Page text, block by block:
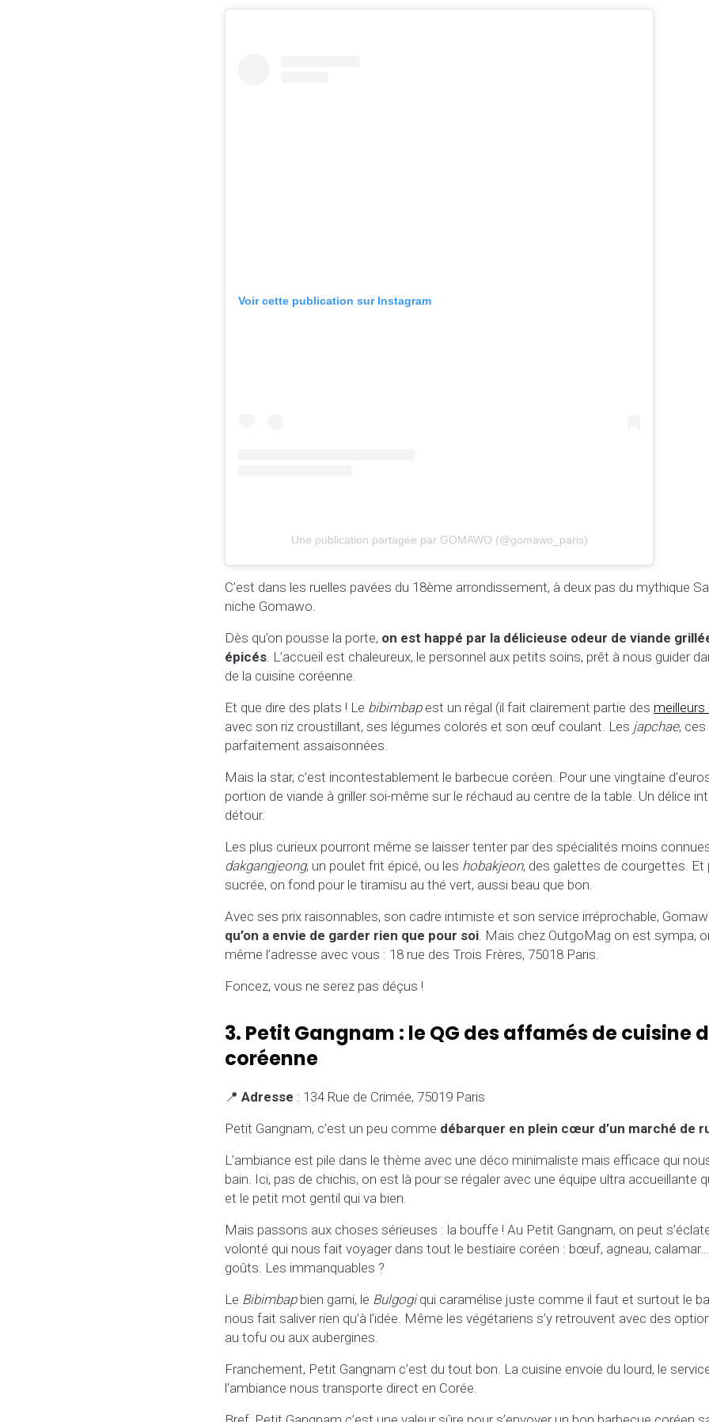
Voir cette publication sur Instagram
Une publication partagée par GOMAWO (@gomawo_paris)
C’est dans les ruelles pavées du 18ème arrondissement, à deux pas du mythique
niche Gomawo.
Dès qu’on pousse la porte, on est happé par la délicieuse odeur de viande
épicés . L’accueil est chaleureux, le personnel aux petits soins, prêt à nous guider
de la cuisine coréenne.
Et que dire des plats ! Le bibimbapest un régal (il fait clairement partie des meilleurs
avec son riz croustillant, ses légumes colorés et son œuf coulant. Les japchae,
parfaitement assaisonnées.
Mais la star, c’est incontestablement le barbecue coréen. Pour une vingtaine
portion de viande à griller soi-même sur le réchaud au centre de la table. Un délice
détour.
Les plus curieux pourront même se laisser tenter par des spécialités moins
dakgangjeong, un poulet frit épicé, ou les hobakjeon, des galettes de courgettes. Et
sucrée, on fond pour le tiramisu au thé vert, aussi beau que bon.
Avec ses prix raisonnables, son cadre intimiste et son service irréprochable,
qu’on a envie de garder rien que pour soi . Mais chez OutgoMag on est sympa,
même l’adresse avec vous : 18 rue des Trois Frères, 75018 Paris.
Foncez, vous ne serez pas déçus !
3. Petit Gangnam : le QG des affamés de cuisine
coréenne
📍 Adresse : 134 Rue de Crimée, 75019 Paris
Petit Gangnam, c’est un peu comme débarquer en plein cœur d’un marché de
L’ambiance est pile dans le thème avec une déco minimaliste mais efficace qui
bain. Ici, pas de chichis, on est là pour se régaler avec une équipe ultra accueillante
et le petit mot gentil qui va bien.
Mais passons aux choses sérieuses : la bouffe ! Au Petit Gangnam, on peut
volonté qui nous fait voyager dans tout le bestiaire coréen : bœuf, agneau,
goûts. Les immanquables ?
Le Bibimbapbien garni, le Bulgogiqui caramélise juste comme il faut et surtout le
nous fait saliver rien qu’à l’idée. Même les végétariens s’y retrouvent avec des
au tofu ou aux aubergines.
Franchement, Petit Gangnam c’est du tout bon. La cuisine envoie du lourd, le
l’ambiance nous transporte direct en Corée.